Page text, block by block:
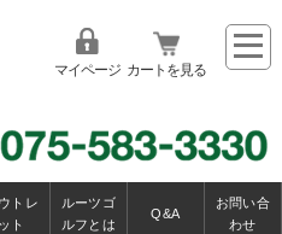
マイページ カートを見る
トレ
ット
ルーツゴ
ルフとは
Q&A
お問い合
わせ